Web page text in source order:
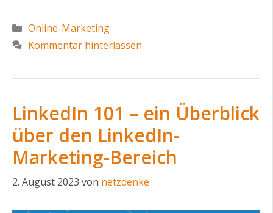
Kategorien
Online-Marketing
Kommentar hinterlassen
LinkedIn 101 – ein Überblick
über den LinkedIn-
Marketing-Bereich
2. August 2023 von netzdenke